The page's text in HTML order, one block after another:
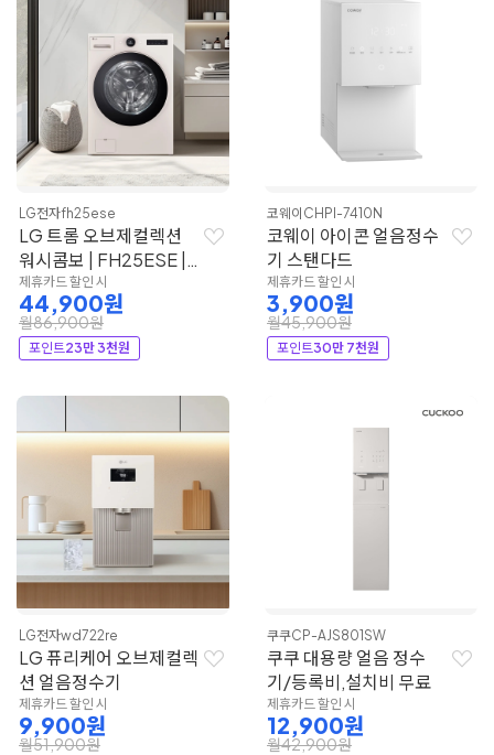
LG전자fh25ese
LG 트롬 오브제컬렉션
워시콤보 | FH25ESE |
LG전자
제휴카드 할인 시
44,900원
월86,900원
포인트23만 3천원
코웨이 CHPI-7410N
코웨이 아이콘 얼음정수
기 스탠다드
제휴카드 할인 시
3,900원
월45,900원
포인트30만 7천원
LG전자wd722re
LG 퓨리케어 오브제컬렉
션 얼음정수기
제휴카드 할인 시
9,900원
월51,900원
쿠쿠CP-AJS801SW
쿠쿠 대용량 얼음 정수
기/등록비,설치비 무료
제휴카드 할인 시
12,900원
월42,900원